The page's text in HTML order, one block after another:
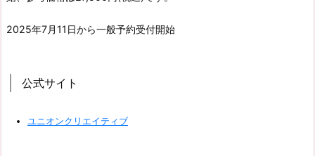
2025年7月11日から一般予約受付開始
公式サイト
ユニオンクリエイティブ